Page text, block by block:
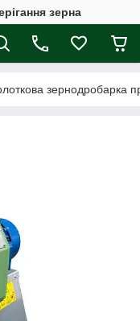
зерна
зернодробарка